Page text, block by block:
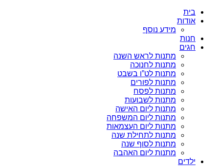
בית
אודות
מידע נוסף
חנות
חגים
מתנות לראש השנה
מתנות לחנוכה
מתנות לט”ו בשבט
מתנות לפורים
מתנות לפסח
מתנות לשבועות
מתנות ליום האישה
מתנות ליום המשפחה
מתנות ליום העצמאות
מתנות לתחילת שנה
מתנות לסוף שנה
מתנות ליום האהבה
ילדים